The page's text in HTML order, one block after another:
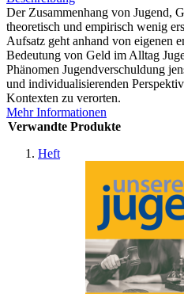
Der Zusammenhang von Jugend,
theoretisch und empirisch wenig
Aufsatz geht anhand von eigenen
Bedeutung von Geld im Alltag
Phänomen Jugendverschuldung
und individualisierenden
Kontexten zu verorten.
Mehr Informationen
Verwandte Produkte
Heft